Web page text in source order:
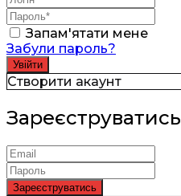
Запам'ятати мене
Забули пароль?
Створити акаунт
Зареєструватись